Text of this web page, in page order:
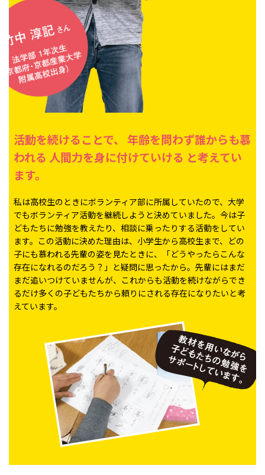
活動を続けることで、
年齢を問わず誰からも慕
われる 人間力を身に付けていける と考えてい
ます。
私は高校生のときにボランティア部に所属していたので、大学
でもボランティア活動を継続しようと決めていました。今は子
どもたちに勉強を教えたり、相談に乗ったりする活動をしてい
ます。この活動に決めた理由は、小学生から高校生まで、どの
子にも慕われる先輩の姿を見たときに、「どうやったらこんな
存在になれるのだろう？」と疑問に思ったから。先輩にはまだ
まだ追いつけていませんが、これからも活動を続けながらでき
るだけ多くの子どもたちから頼りにされる存在になりたいと考
えています。